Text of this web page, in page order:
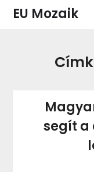
SkipEU Mozaik
segít a